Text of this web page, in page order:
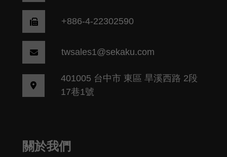
+886-4-22302590
twsales1@sekaku.com
401005 台中市 東區 旱溪西路 2段
17巷1號
關於我們